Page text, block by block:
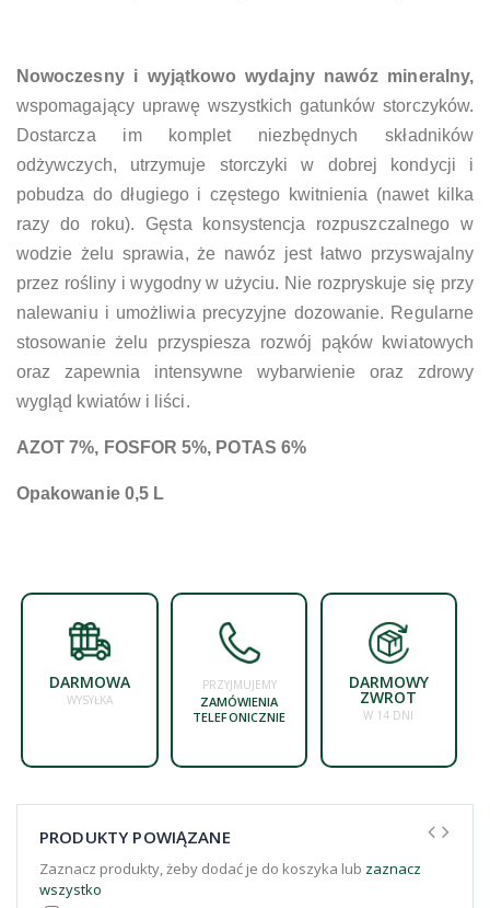
Nowoczesny i wyjątkowo wydajny nawóz mineralny,
wspomagający uprawę wszystkich gatunków storczyków.
Dostarcza im komplet niezbędnych składników
odżywczych, utrzymuje storczyki w dobrej kondycji i
pobudza do długiego i częstego kwitnienia (nawet kilka
razy do roku). Gęsta konsystencja rozpuszczalnego w
wodzie żelu sprawia, że nawóz jest łatwo przyswajalny
przez rośliny i wygodny w użyciu. Nie rozpryskuje się przy
nalewaniu i umożliwia precyzyjne dozowanie. Regularne
stosowanie żelu przyspiesza rozwój pąków kwiatowych
oraz zapewnia intensywne wybarwienie oraz zdrowy
wygląd kwiatów i liści.
AZOT 7%, FOSFOR 5%, POTAS 6%
Opakowanie 0,5 L
DARMOWA
WYSYŁKA
PRZYJMUJEMY
ZAMÓWIENIA
TELEFONICZNIE
DARMOWY
ZWROT
W 14 DNI
PRODUKTY POWIĄZANE
Zaznacz produkty, żeby dodać je do koszyka lub zaznacz
wszystko